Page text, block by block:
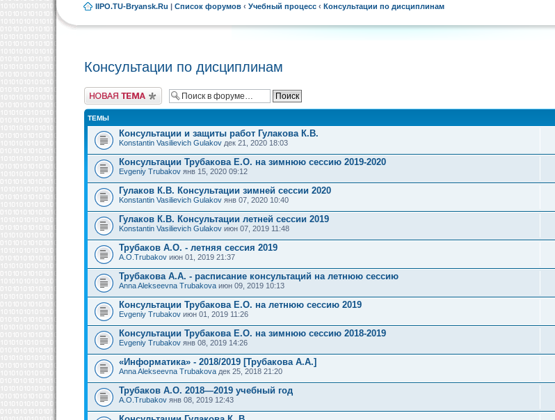
IIPO.TU-Bryansk.Ru | Список форумов ‹ Учебный процесс ‹ Консультации по дисциплинам
Консультации по дисциплинам
Новая тема
ТЕМЫ
Консультации и защиты работ Гулакова К.В.
Konstantin Vasilievich Gulakov дек 21, 2020 18:03
Консультации Трубакова Е.О. на зимнюю сессию 2019-2020
Evgeniy Trubakov янв 15, 2020 09:12
Гулаков К.В. Консультации зимней сессии 2020
Konstantin Vasilievich Gulakov янв 07, 2020 10:40
Гулаков К.В. Консультации летней сессии 2019
Konstantin Vasilievich Gulakov июн 07, 2019 11:48
Трубаков А.О. - летняя сессия 2019
A.O.Trubakov июн 01, 2019 21:37
Трубакова А.А. - расписание консультаций на летнюю сессию
Anna Alekseevna Trubakova июн 09, 2019 10:13
Консультации Трубакова Е.О. на летнюю сессию 2019
Evgeniy Trubakov июн 01, 2019 11:26
Консультации Трубакова Е.О. на зимнюю сессию 2018-2019
Evgeniy Trubakov янв 08, 2019 14:26
«Информатика» - 2018/2019 [Трубакова А.А.]
Anna Alekseevna Trubakova дек 25, 2018 21:20
Трубаков А.О. 2018—2019 учебный год
A.O.Trubakov янв 08, 2019 12:43